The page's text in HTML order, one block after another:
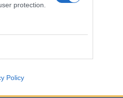
protection.
Policy